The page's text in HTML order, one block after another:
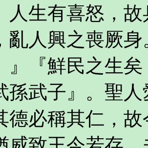
人生有喜怒，
亂人興之喪厥
』『鮮民之生
孫武子』。聖
德必稱其仁，